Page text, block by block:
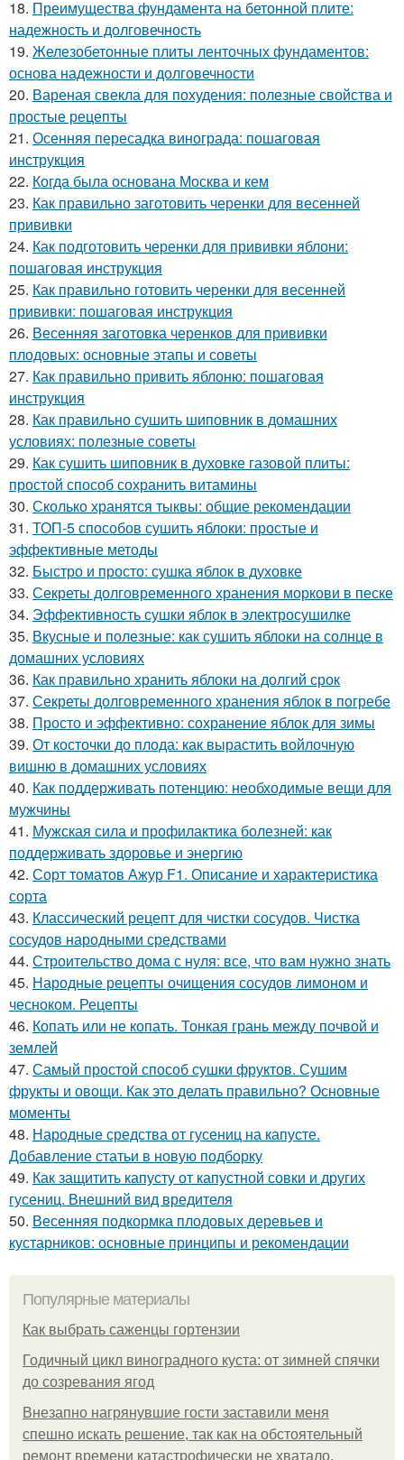
18. Преимущества фундамента на бетонной плите:
надежность и долговечность
19. Железобетонные плиты ленточных фундаментов:
основа надежности и долговечности
20. Вареная свекла для похудения: полезные свойства и
простые рецепты
21. Осенняя пересадка винограда: пошаговая
инструкция
22. Когда была основана Москва и кем
23. Как правильно заготовить черенки для весенней
прививки
24. Как подготовить черенки для прививки яблони:
пошаговая инструкция
25. Как правильно готовить черенки для весенней
прививки: пошаговая инструкция
26. Весенняя заготовка черенков для прививки
плодовых: основные этапы и советы
27. Как правильно привить яблоню: пошаговая
инструкция
28. Как правильно сушить шиповник в домашних
условиях: полезные советы
29. Как сушить шиповник в духовке газовой плиты:
простой способ сохранить витамины
30. Сколько хранятся тыквы: общие рекомендации
31. ТОП-5 способов сушить яблоки: простые и
эффективные методы
32. Быстро и просто: сушка яблок в духовке
33. Секреты долговременного хранения моркови в песке
34. Эффективность сушки яблок в электросушилке
35. Вкусные и полезные: как сушить яблоки на солнце в
домашних условиях
36. Как правильно хранить яблоки на долгий срок
37. Секреты долговременного хранения яблок в погребе
38. Просто и эффективно: сохранение яблок для зимы
39. От косточки до плода: как вырастить войлочную
вишню в домашних условиях
40. Как поддерживать потенцию: необходимые вещи для
мужчины
41. Мужская сила и профилактика болезней: как
поддерживать здоровье и энергию
42. Сорт томатов Ажур F1. Описание и характеристика
сорта
43. Классический рецепт для чистки сосудов. Чистка
сосудов народными средствами
44. Строительство дома с нуля: все, что вам нужно знать
45. Народные рецепты очищения сосудов лимоном и
чесноком. Рецепты
46. Копать или не копать. Тонкая грань между почвой и
землей
47. Самый простой способ сушки фруктов. Сушим
фрукты и овощи. Как это делать правильно? Основные
моменты
48. Народные средства от гусениц на капусте.
Добавление статьи в новую подборку
49. Как защитить капусту от капустной совки и других
гусениц. Внешний вид вредителя
50. Весенняя подкормка плодовых деревьев и
кустарников: основные принципы и рекомендации
Популярные материалы
Как выбрать саженцы гортензии
Годичный цикл виноградного куста: от зимней спячки
до созревания ягод
Внезапно нагрянувшие гости заставили меня
спешно искать решение, так как на обстоятельный
ремонт времени катастрофически не хватало.